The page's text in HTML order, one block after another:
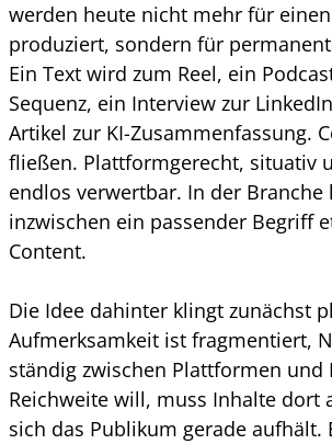
werden heute nicht mehr für
produziert, sondern für
Ein Text wird zum Reel, ein
Sequenz, ein Interview zur
Artikel zur KI-Zusammenfassung.
fließen. Plattformgerecht, situativ
endlos verwertbar. In der
inzwischen ein passender Begriff
Content.
Die Idee dahinter klingt zunächst
Aufmerksamkeit ist fragmentiert,
ständig zwischen Plattformen und
Reichweite will, muss Inhalte dort
sich das Publikum gerade aufhält.